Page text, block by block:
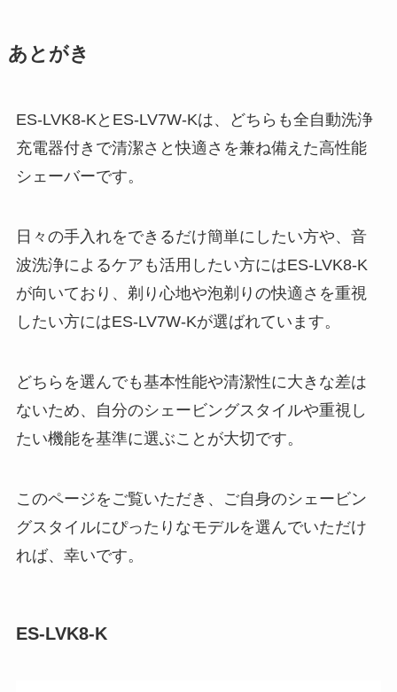
あとがき
ES-LVK8-KとES-LV7W-Kは、どちらも全自動洗浄
充電器付きで清潔さと快適さを兼ね備えた高性能
シェーバーです。
日々の手入れをできるだけ簡単にしたい方や、音
波洗浄によるケアも活用したい方にはES-LVK8-K
が向いており、剃り心地や泡剃りの快適さを重視
したい方にはES-LV7W-Kが選ばれています。
どちらを選んでも基本性能や清潔性に大きな差は
ないため、自分のシェービングスタイルや重視し
たい機能を基準に選ぶことが大切です。
このページをご覧いただき、ご自身のシェービン
グスタイルにぴったりなモデルを選んでいただけ
れば、幸いです。
ES-LVK8-K